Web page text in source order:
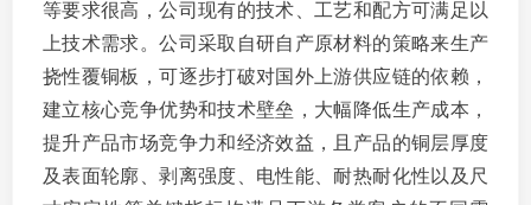
等要求很高，公司现有的技术、工艺和配方可满足以
上技术需求。公司采取自研自产原材料的策略来生产
挠性覆铜板，可逐步打破对国外上游供应链的依赖，
建立核心竞争优势和技术壁垒，大幅降低生产成本，
提升产品市场竞争力和经济效益，且产品的铜层厚度
及表面轮廓、剥离强度、电性能、耐热耐化性以及尺